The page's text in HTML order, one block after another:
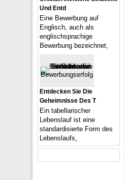
Und Entd
Eine Bewerbung auf
Englisch, auch als
englischsprachige
Bewerbung bezeichnet,
Entdecken Sie Die
Geheimnisse Des T
Ein tabellarischer
Lebenslauf ist eine
standardisierte Form des
Lebenslaufs,